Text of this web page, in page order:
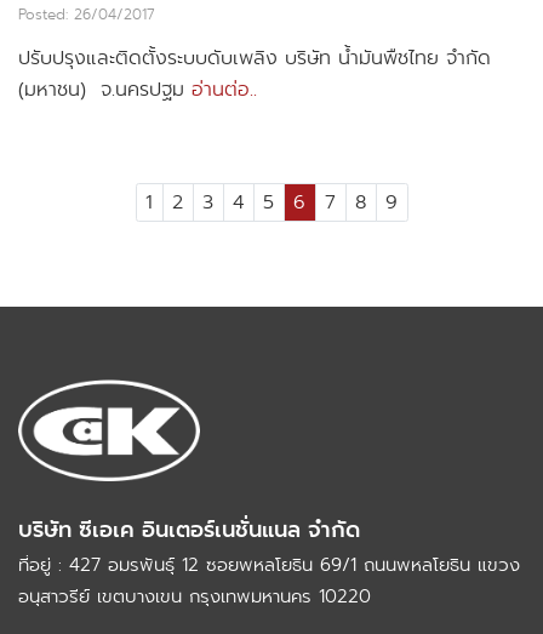
Posted: 26/04/2017
ปรับปรุงและติดตั้งระบบดับเพลิง บริษัท น้ำมันพืชไทย จำกัด
(มหาชน) จ.นครปฐม อ่านต่อ..
1 2 3 4 5 6 7 8 9
บริษัท ซีเอเค อินเตอร์เนชั่นแนล จำกัด
ที่อยู่ : 427 อมรพันธุ์ 12 ซอยพหลโยธิน 69/1 ถนนพหลโยธิน แขวง
อนุสาวรีย์ เขตบางเขน กรุงเทพมหานคร 10220